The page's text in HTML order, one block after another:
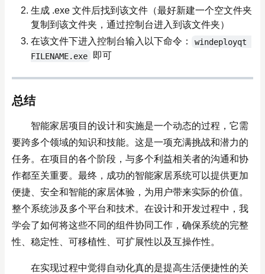
生成 .exe 文件后找到该文件（最好新建一个空文件夹
复制到该文件夹，通过控制台进入到该文件夹）
在该文件下进入控制台输入以下命令：
windeployqt
FILENAME.exe
即可
总结
智能家居项目的设计和实施是一个动态的过程，它需
要跨多个领域的知识和技能。这是一项充满挑战和潜力的
任务。在项目的各个阶段，与多个利益相关者的沟通和协
作都至关重要。最终，成功的智能家居系统可以提供更加
便捷、安全和智能的家居体验，为用户带来实际的价值。
整个系统涉及多个平台和技术。在设计和开发过程中，我
学会了如何将这些不同的组件协同工作，确保系统的完整
性、稳定性、可移植性、可扩展性以及互操作性。
在实现过程中觉得自动化真的是提高生活便捷性的关